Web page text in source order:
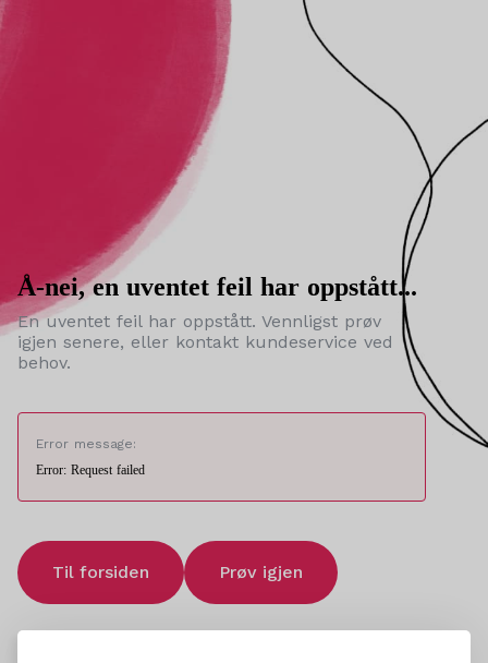
Å-nei, en uventet feil har oppstått...
En uventet feil har oppstått. Vennligst prøv
igjen senere, eller kontakt kundeservice ved
behov.
Error message:
Error: Request failed
Til forsiden Prøv igjen